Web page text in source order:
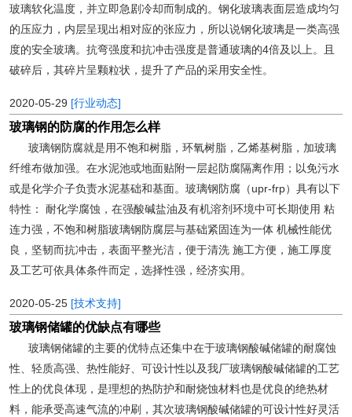
玻璃软化温度，并立即急剧冷却而制成的。钢化玻璃表面层造成均匀
的压应力，内层呈现出相对应的张应力，所以说钢化玻璃是一类高强
度的安全玻璃。抗弯强度和抗冲击强度是普通玻璃的4倍及以上。且
破碎后，其碎片呈颗粒状，提升了产品的采用安全性。
2020-05-29 [行业动态]
玻璃钢的防腐的作用怎么样
玻璃钢防腐就是用不饱和树脂，环氧树脂，乙烯基树脂，加玻璃
纤维布做加强。在水泥池或地面贴附一层起防腐隔离作用；以免污水
或是化学介子负责水泥基础和基面。玻璃钢防腐（upr-frp）具有以下
特性： 耐化学腐蚀，在强酸碱盐油及有机溶剂环境中可长期使用 粘
连力强，不饱和树脂玻璃钢防腐层与基础紧固连为一体 机械性能优
良，坚韧而抗冲击，表面平整光洁，便于清洗 施工方便，施工厚度
及工艺可依具体条件而定，选择性强，经济实用。
2020-05-25 [技术支持]
玻璃钢储罐的优缺点有哪些
玻璃钢储罐的主要的优特点还集中在于玻璃钢酸碱储罐的耐腐蚀
性、轻质高强、热性能好、可设计性以及我厂玻璃钢酸碱储罐的工艺
性上的优良体现，是理想的热防护和耐烧蚀材料也是优良的绝热材
料，能承受高速气流的冲刷，其次玻璃钢酸碱储罐的可设计性好灵活